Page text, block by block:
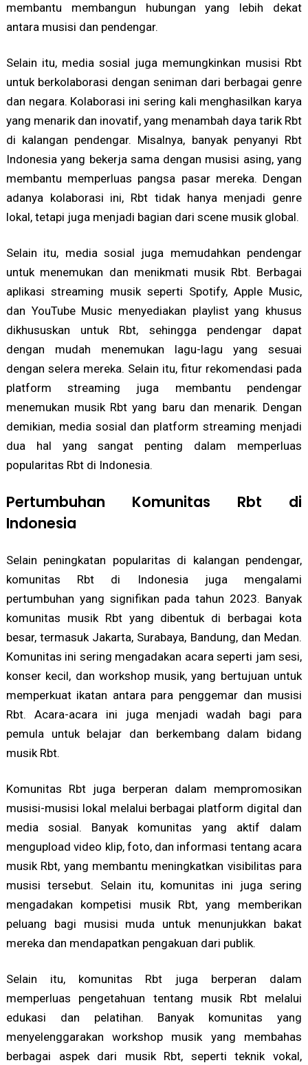
membantu membangun hubungan yang lebih dekat
antara musisi dan pendengar.
Selain itu, media sosial juga memungkinkan musisi Rbt
untuk berkolaborasi dengan seniman dari berbagai genre
dan negara. Kolaborasi ini sering kali menghasilkan karya
yang menarik dan inovatif, yang menambah daya tarik Rbt
di kalangan pendengar. Misalnya, banyak penyanyi Rbt
Indonesia yang bekerja sama dengan musisi asing, yang
membantu memperluas pangsa pasar mereka. Dengan
adanya kolaborasi ini, Rbt tidak hanya menjadi genre
lokal, tetapi juga menjadi bagian dari scene musik global.
Selain itu, media sosial juga memudahkan pendengar
untuk menemukan dan menikmati musik Rbt. Berbagai
aplikasi streaming musik seperti Spotify, Apple Music,
dan YouTube Music menyediakan playlist yang khusus
dikhususkan untuk Rbt, sehingga pendengar dapat
dengan mudah menemukan lagu-lagu yang sesuai
dengan selera mereka. Selain itu, fitur rekomendasi pada
platform streaming juga membantu pendengar
menemukan musik Rbt yang baru dan menarik. Dengan
demikian, media sosial dan platform streaming menjadi
dua hal yang sangat penting dalam memperluas
popularitas Rbt di Indonesia.
Pertumbuhan Komunitas Rbt di
Indonesia
Selain peningkatan popularitas di kalangan pendengar,
komunitas Rbt di Indonesia juga mengalami
pertumbuhan yang signifikan pada tahun 2023. Banyak
komunitas musik Rbt yang dibentuk di berbagai kota
besar, termasuk Jakarta, Surabaya, Bandung, dan Medan.
Komunitas ini sering mengadakan acara seperti jam sesi,
konser kecil, dan workshop musik, yang bertujuan untuk
memperkuat ikatan antara para penggemar dan musisi
Rbt. Acara-acara ini juga menjadi wadah bagi para
pemula untuk belajar dan berkembang dalam bidang
musik Rbt.
Komunitas Rbt juga berperan dalam mempromosikan
musisi-musisi lokal melalui berbagai platform digital dan
media sosial. Banyak komunitas yang aktif dalam
mengupload video klip, foto, dan informasi tentang acara
musik Rbt, yang membantu meningkatkan visibilitas para
musisi tersebut. Selain itu, komunitas ini juga sering
mengadakan kompetisi musik Rbt, yang memberikan
peluang bagi musisi muda untuk menunjukkan bakat
mereka dan mendapatkan pengakuan dari publik.
Selain itu, komunitas Rbt juga berperan dalam
memperluas pengetahuan tentang musik Rbt melalui
edukasi dan pelatihan. Banyak komunitas yang
menyelenggarakan workshop musik yang membahas
berbagai aspek dari musik Rbt, seperti teknik vokal,